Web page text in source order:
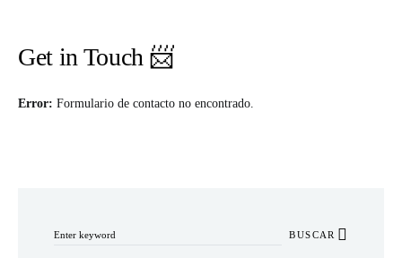
Get in Touch 📨
Error: Formulario de contacto no encontrado.
BUSCAR